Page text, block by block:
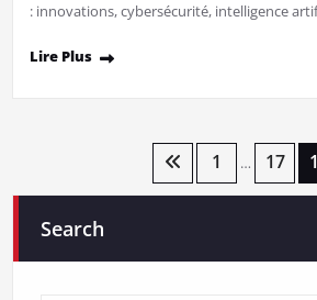
: innovations, cybersécurité, intelligence
Lire Plus
pagination
1 … 17
Search